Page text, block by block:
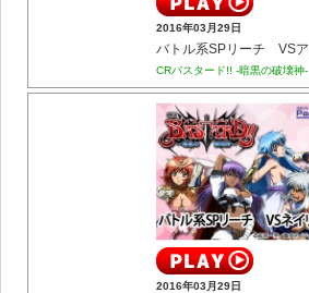
2016年03月29日
CRバスタード!! -暗黒の破壊神-
2016年03月29日